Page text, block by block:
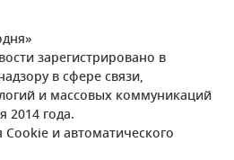
зарегистрировано в
в сфере связи,
и массовых коммуникаций
2014 года.
и автоматического